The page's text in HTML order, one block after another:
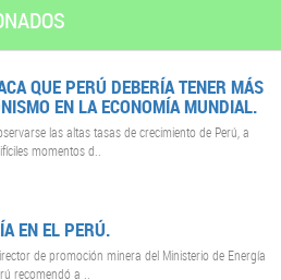
QUE PERÚ DEBERÍA TENER MÁS
EN LA ECONOMÍA MUNDIAL.
las altas tasas de crecimiento de Perú, a
momentos d..
EN EL PERÚ.
de promoción minera del Ministerio de Energía
recomendó a ..